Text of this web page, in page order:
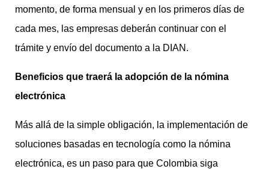
momento, de forma mensual y en los primeros días de
cada mes, las empresas deberán continuar con el
trámite y envío del documento a la DIAN.
Beneficios que traerá la adopción de la nómina
electrónica
Más allá de la simple obligación, la implementación de
soluciones basadas en tecnología como la nómina
electrónica, es un paso para que Colombia siga